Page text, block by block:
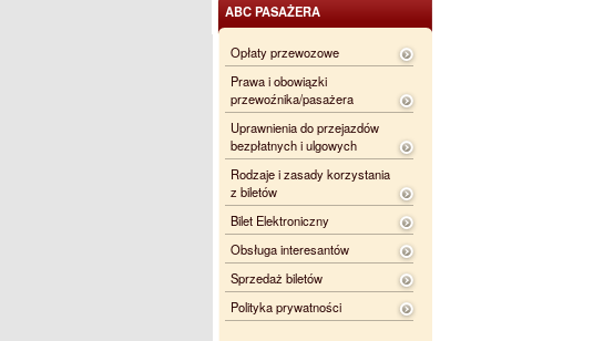
ABC PASAŻERA
Opłaty przewozowe
Prawa i obowiązki
przewoźnika/pasażera
Uprawnienia do przejazdów
bezpłatnych i ulgowych
Rodzaje i zasady korzystania
z biletów
Bilet Elektroniczny
Obsługa interesantów
Sprzedaż biletów
Polityka prywatności